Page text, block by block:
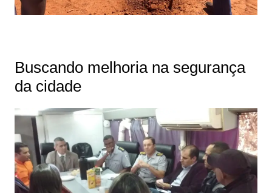
Buscando melhoria na segurança
da cidade